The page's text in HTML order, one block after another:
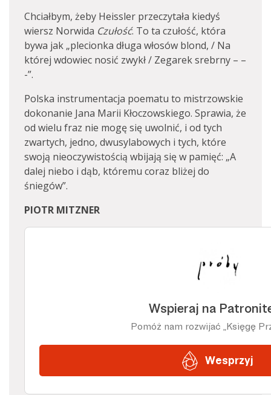
Chciałbym, żeby Heissler przeczytała kiedyś
wiersz Norwida Czułość. To ta czułość, która
bywa jak „plecionka długa włosów blond, / Na
której wdowiec nosić zwykł / Zegarek srebrny – –
-”.
Polska instrumentacja poematu to mistrzowskie
dokonanie Jana Marii Kłoczowskiego. Sprawia, że
od wielu fraz nie mogę się uwolnić, i od tych
zwartych, jedno, dwusylabowych i tych, które
swoją nieoczywistością wbijają się w pamięć: „A
dalej niebo i dąb, któremu coraz bliżej do
śniegów”.
PIOTR MITZNER